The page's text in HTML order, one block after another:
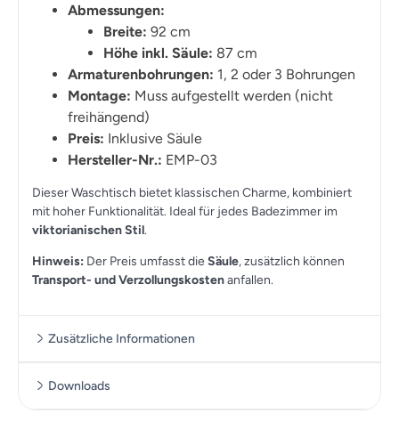
Abmessungen:
Breite: 92 cm
Höhe inkl. Säule: 87 cm
Armaturenbohrungen: 1, 2 oder 3 Bohrungen
Montage: Muss aufgestellt werden (nicht
freihängend)
Preis: Inklusive Säule
Hersteller-Nr.: EMP-03
Dieser Waschtisch bietet klassischen Charme, kombiniert
mit hoher Funktionalität. Ideal für jedes Badezimmer im
viktorianischen Stil.
Hinweis: Der Preis umfasst dieSäule, zusätzlich können
Transport- und Verzollungskostenanfallen.
Zusätzliche Informationen
Downloads